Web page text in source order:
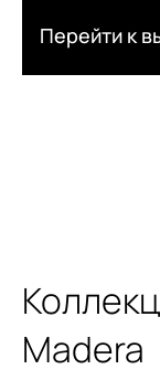
Перейти к
Madera